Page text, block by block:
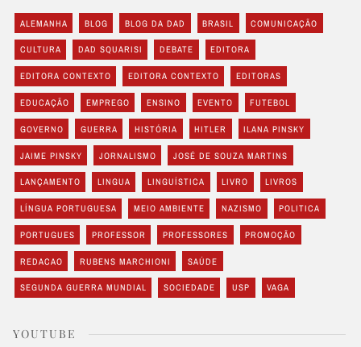
ALEMANHA BLOG BLOG DA DAD BRASIL COMUNICAÇÃO
CULTURA DAD SQUARISI DEBATE EDITORA
EDITORA CONTEXTO EDITORA CONTEXTO EDITORAS
EDUCAÇÃO EMPREGO ENSINO EVENTO FUTEBOL
GOVERNO GUERRA HISTÓRIA HITLER ILANA PINSKY
JAIME PINSKY JORNALISMO JOSÉ DE SOUZA MARTINS
LANÇAMENTO LINGUA LINGUÍSTICA LIVRO LIVROS
LÍNGUA PORTUGUESA MEIO AMBIENTE NAZISMO POLITICA
PORTUGUES PROFESSOR PROFESSORES PROMOÇÃO
REDACAO RUBENS MARCHIONI SAÚDE
SEGUNDA GUERRA MUNDIAL SOCIEDADE USP VAGA
YOUTUBE